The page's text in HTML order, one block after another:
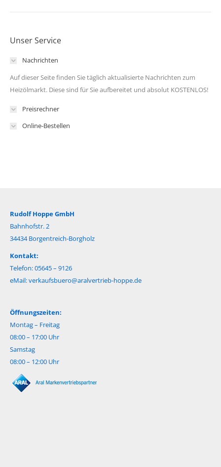
Unser Service
Nachrichten
Auf dieser Seite finden Sie täglich aktualisierte Nachrichten zum
Heizölmarkt. Diese sind für Sie aufbereitet und absolut KOSTENLOS!
Preisrechner
Online-Bestellen
Rudolf Hoppe GmbH
Bahnhofstr. 2
34434 Borgentreich-Borgholz
Kontakt:
Telefon: 05645 – 9126
eMail:verkaufsbuero@aralvertrieb-hoppe.de
Öffnungszeiten:
Montag – Freitag
08:00 – 17:00 Uhr
Samstag
08:00 – 12:00 Uhr